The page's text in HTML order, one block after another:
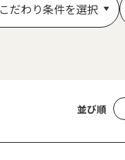
こだわり条件を選択
並び順